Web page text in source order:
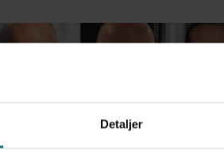
Detaljer